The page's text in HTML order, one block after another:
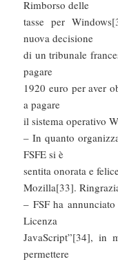
Rimborso delle
tasse per
nuova decisione
di un tribunale
pagare
1920 euro per aver
a pagare
il sistema operativo
– In quanto
FSFE si è
sentita onorata e
Mozilla[33].
– FSF ha
Licenza
JavaScript”[34], in
permettere